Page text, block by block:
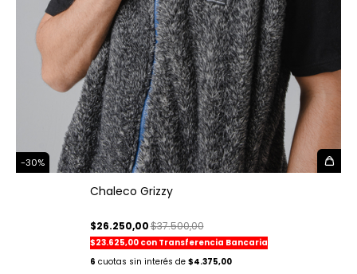
-30%
Chaleco Grizzy
$26.250,00$37.500,00
$23.625,00 con Transferencia Bancaria
6
$4.375,00